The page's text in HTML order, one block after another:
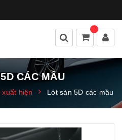
CÁC MẦU
hiện Lót sàn 5D các mầu